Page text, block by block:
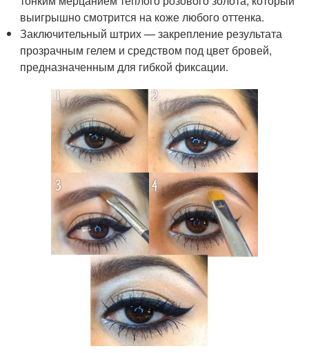
выигрышно смотрится на коже любого оттенка.
Заключительный штрих — закрепление результата
прозрачным гелем и средством под цвет бровей,
предназначенным для гибкой фиксации.